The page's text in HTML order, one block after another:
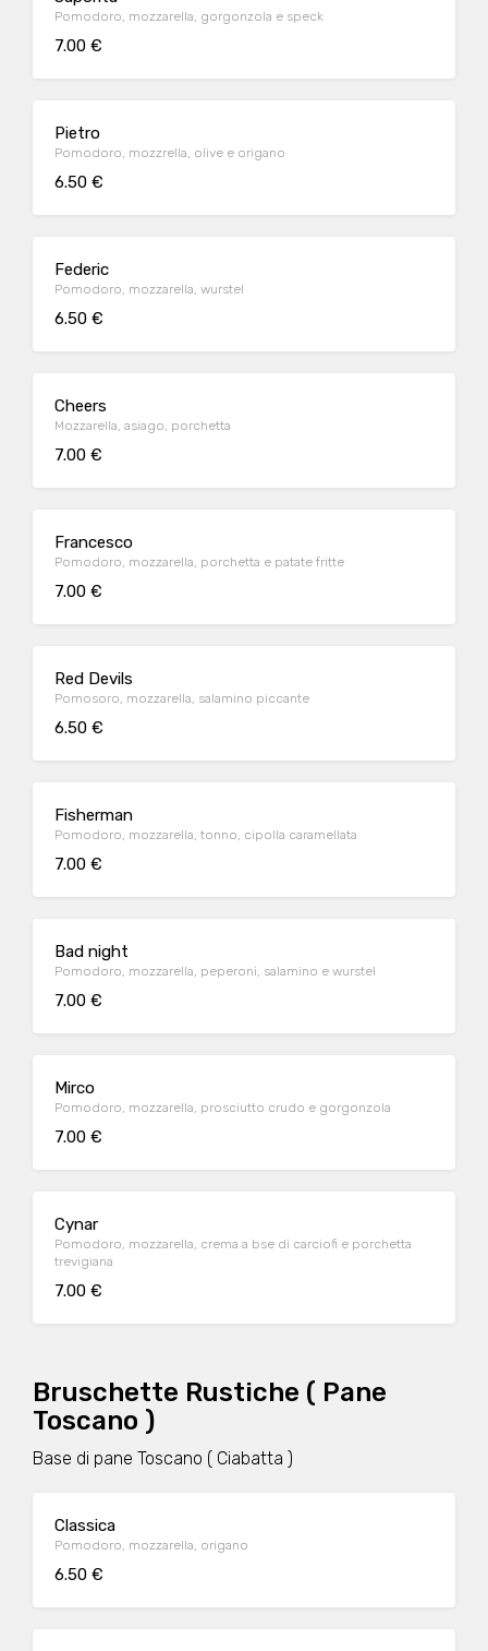
Pomodoro, mozzarella, gorgonzola e speck
7.00 €
Pietro
Pomodoro, mozzrella, olive e origano
6.50 €
Federic
Pomodoro, mozzarella, wurstel
6.50 €
Cheers
Mozzarella, asiago, porchetta
7.00 €
Francesco
Pomodoro, mozzarella, porchetta e patate fritte
7.00 €
Red Devils
Pomosoro, mozzarella, salamino piccante
6.50 €
Fisherman
Pomodoro, mozzarella, tonno, cipolla caramellata
7.00 €
Bad night
Pomodoro, mozzarella, peperoni, salamino e wurstel
7.00 €
Mirco
Pomodoro, mozzarella, prosciutto crudo e gorgonzola
7.00 €
Cynar
Pomodoro, mozzarella, crema a bse di carciofi e porchetta
trevigiana
7.00 €
Bruschette Rustiche ( Pane
Toscano )
Base di pane Toscano ( Ciabatta )
Classica
Pomodoro, mozzarella, origano
6.50 €